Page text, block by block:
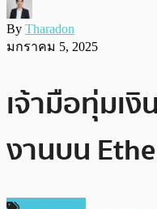
By Tharadon
มกราคม 5, 2025
เจ้ามือทุ่มเ
งานบน